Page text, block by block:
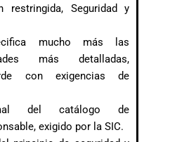
restringida, Seguridad y
mucho más las
más detalladas,
con exigencias de
del catálogo de
exigido por la SIC.